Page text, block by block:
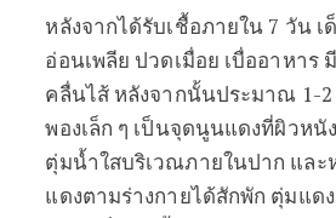
หลังจากได้รับเชื้อภายใน 7 วัน เ
อ่อนเพลีย ปวดเมื่อย เบื่ออาหาร
คลื่นไส้ หลังจากนั้นประมาณ 1-2
พองเล็ก ๆ เป็นจุดนูนแดงที่ผิวหนั
ตุ่มน้ำใสบริเวณภายในปาก และ
แดงตามร่างกายได้สักพัก ตุ่มแด